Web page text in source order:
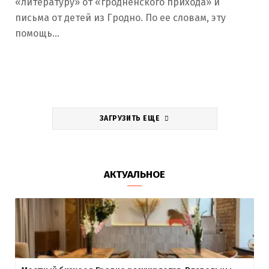
письма от детей из Гродно. По ее словам, эту
помощь…
ЗАГРУЗИТЬ ЕЩЕ
АКТУАЛЬНОЕ